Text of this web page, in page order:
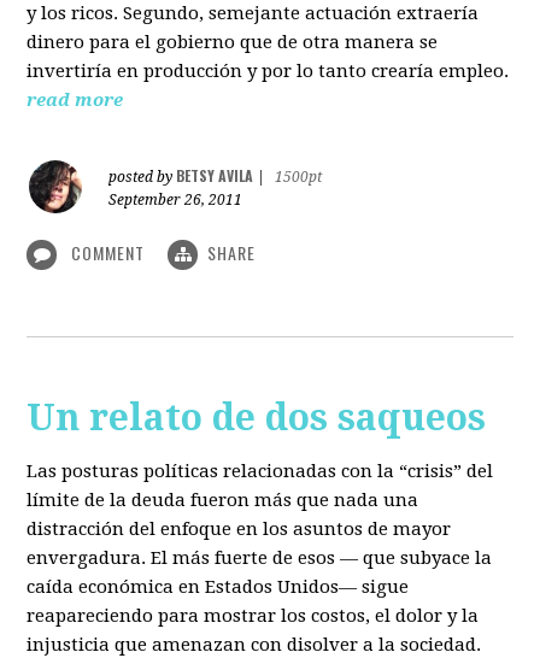
y los ricos. Segundo, semejante actuación extraería
dinero para el gobierno que de otra manera se
invertiría en producción y por lo tanto crearía empleo.
read more
posted by BETSY AVILA
1500pt
September 26, 2011
COMMENT SHARE
Un relato de dos saqueos
Las posturas políticas relacionadas con la “crisis” del
límite de la deuda fueron más que nada una
distracción del enfoque en los asuntos de mayor
envergadura. El más fuerte de esos — que subyace la
caída económica en Estados Unidos— sigue
reapareciendo para mostrar los costos, el dolor y la
injusticia que amenazan con disolver a la sociedad.